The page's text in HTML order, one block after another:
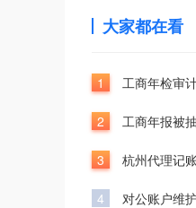
大家都在看
1 工商年检审
2 工商年报被
3 杭州代理记
4 对公账户维